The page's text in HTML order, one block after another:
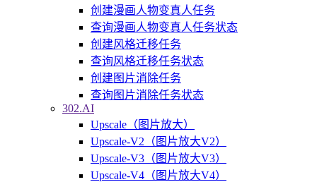
创建漫画人物变真人任务
查询漫画人物变真人任务状态
创建风格迁移任务
查询风格迁移任务状态
创建图片消除任务
查询图片消除任务状态
302.AI
Upscale（图片放大）
Upscale-V2（图片放大V2）
Upscale-V3（图片放大V3）
Upscale-V4（图片放大V4）